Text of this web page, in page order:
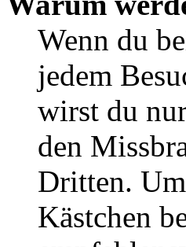
Wenn du
jedem
wirst du
den
Dritten.
Kästchen